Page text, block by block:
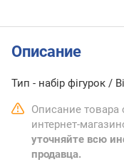
Описание
Тип - набір фігурок /
Описание
интернет-
уточняйте всю
продавца.